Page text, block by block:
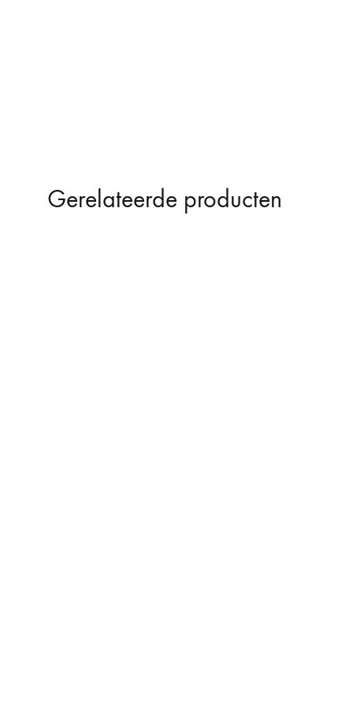
Gerelateerde producten